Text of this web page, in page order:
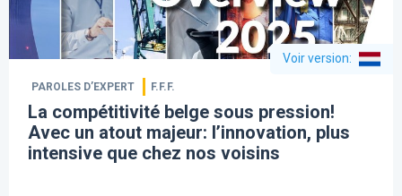
Voir version:
PAROLES D’EXPERT F.F.F.
La compétitivité belge sous pression!
Avec un atout majeur: l’innovation, plus
intensive que chez nos voisins